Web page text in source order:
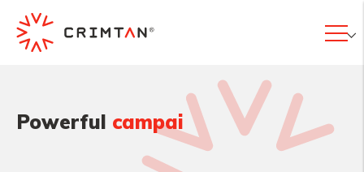
Powerful campaigns